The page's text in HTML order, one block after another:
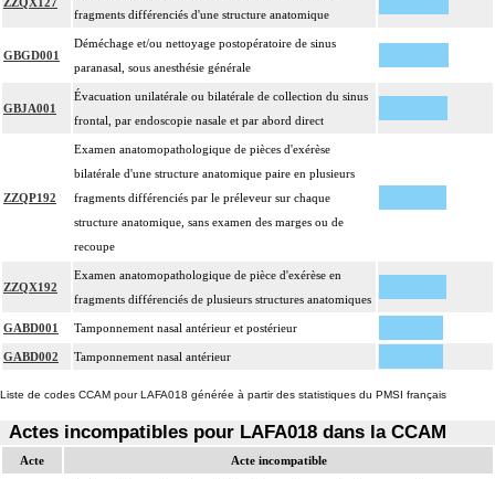
fragments différenciés d'une structure anatomique
GBGD001
Déméchage et/ou nettoyage postopératoire de sinus
paranasal, sous anesthésie générale
GBJA001
Évacuation unilatérale ou bilatérale de collection du sinus
frontal, par endoscopie nasale et par abord direct
ZZQP192
Examen anatomopathologique de pièces d'exérèse
bilatérale d'une structure anatomique paire en plusieurs
fragments différenciés par le préleveur sur chaque
structure anatomique, sans examen des marges ou de
recoupe
ZZQX192
Examen anatomopathologique de pièce d'exérèse en
fragments différenciés de plusieurs structures anatomiques
GABD001 Tamponnement nasal antérieur et postérieur
GABD002 Tamponnement nasal antérieur
Liste de codes CCAM pour LAFA018 générée à partir des statistiques du PMSI français
Actes incompatibles pour LAFA018 dans la CCAM
Acte Acte incompatible